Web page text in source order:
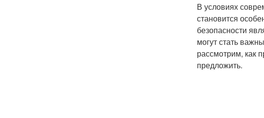
В условиях
становится
безопасности
могут стать
рассмотрим, как
предложить.